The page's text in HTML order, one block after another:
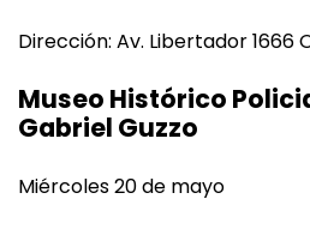
Dirección: Av. Libertador 1666
Museo Histórico
Gabriel Guzzo
Miércoles 20 de mayo